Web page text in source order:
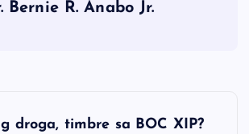
Bernie R. Anabo Jr.
droga, timbre sa BOC XIP?